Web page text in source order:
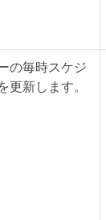
の毎時スケジ
更新します。